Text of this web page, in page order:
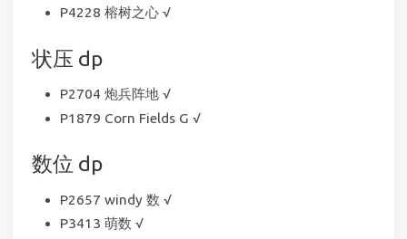
P4228 榕树之心 √
状压 dp
P2704 炮兵阵地 √
P1879 Corn Fields G √
数位 dp
P2657 windy 数 √
P3413 萌数 √